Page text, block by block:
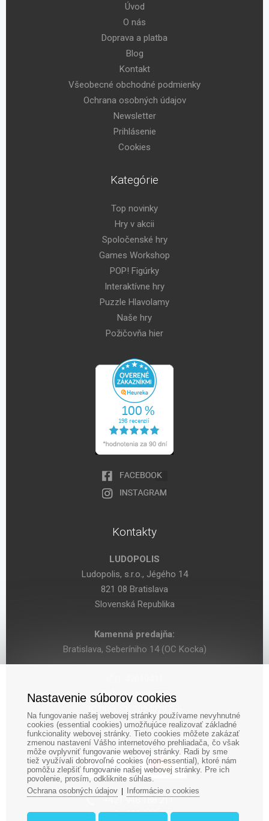
Úvod
O nás
Doprava a platba
Blog
Kontakt
Všeobecné obchodné podmienky
Ochrana osobných údajov
Newsletter
Prihlásenie
Cookies
Kategórie
Top novinky
Hry v akcii
Spoločenské hry
Games Workshop
POP! Figúrky
Interaktívne hry
Puzzle Hlavolamy
Naše hry
Požičovňa hier
Kontakty
LUDOPOLIS
Ludopolis, s.r.o., Jégého 14
821 08 Bratislava
Slovenská Republika
Kamenná predajňa:
Bratislava, Seberíniho 14 (OC Kocka)
DIČ: 2024029755
‎+421 948 188 211
+421 908 666 767
Nastavenie súborov cookies
Na fungovanie našej webovej stránky používame nevyhnutné
cookies (essential cookies) umožňujúce realizovať základné
funkcionality webovej stránky. Tieto cookies môžete zakázať
zmenou nastavení Vášho internetového prehliadača, čo však
môže ovplyvniť fungovanie webovej stránky. Radi by sme
tiež využívali dobrovoľné cookies (non-essential), ktoré nám
pomôžu zlepšiť fungovanie našej webovej stránky. Pre ich
povolenie, prosím, odkliknite súhlas.
Ochrana osobných údajov| Informácie o cookies